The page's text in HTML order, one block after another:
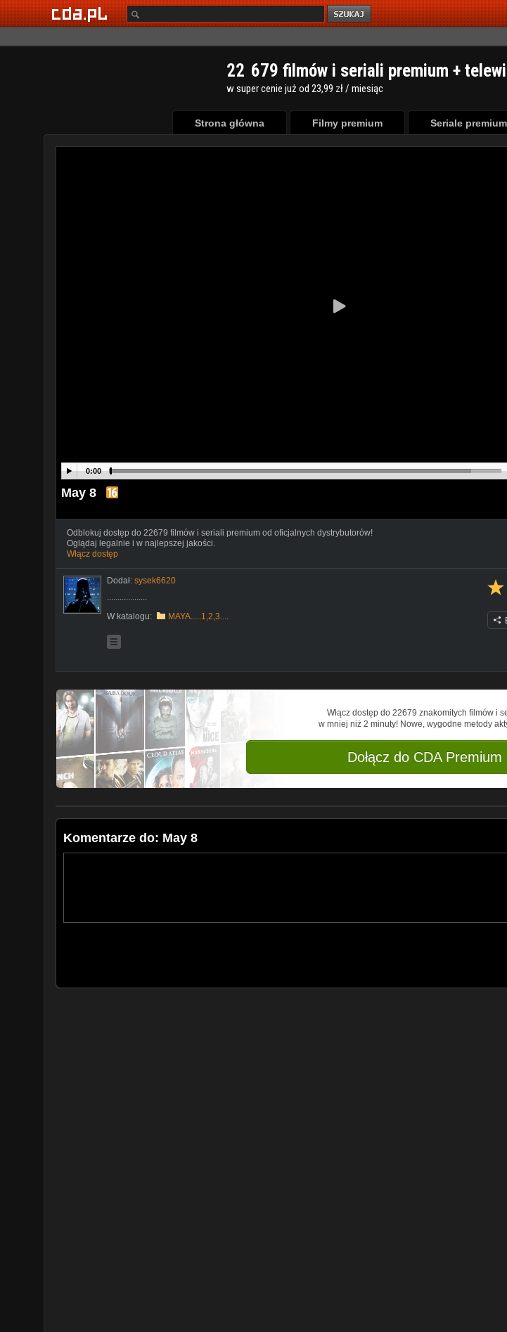
22 679 filmów i seriali premium +
w super cenie już od 23,99 zł / miesiąc
Strona główna Filmy premium Seriale premium
0:00
May 8
Odblokuj dostęp do 22679 filmów i seriali premium od oficjalnych dystrybutorów!
Oglądaj legalnie i w najlepszej jakości.
Włącz dostęp
Dodał: sysek6620
...................
W katalogu:
MAYA.....1,2,3....
Włącz dostęp do 22679 znakomitych filmów i
w mniej niż 2 minuty! Nowe, wygodne metody
Dołącz do CDA Premium
Komentarze do: May 8